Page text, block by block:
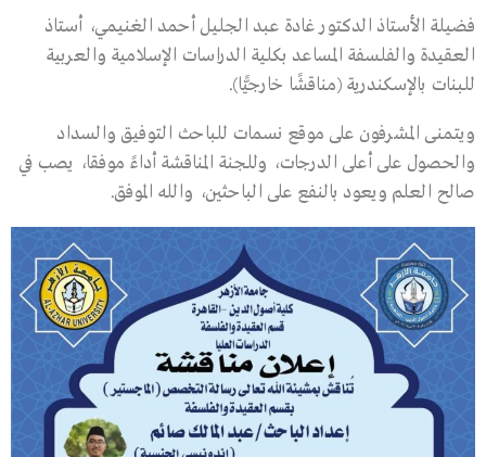
فضيلة الأستاذ الدكتور غادة عبد الجليل أحمد الغنيمي، أستاذ
العقيدة والفلسفة المساعد بكلية الدراسات الإسلامية والعربية
للبنات بالإسكندرية (مناقشًا خارجيًّا).
ويتمنى المشرفون على موقع نسمات للباحث التوفيق والسداد
والحصول على أعلى الدرجات، وللجنة المناقشة أداءً موفقا، يصب في
صالح العلم ويعود بالنفع على الباحثين، والله الموفق.